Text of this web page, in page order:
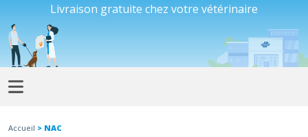
Livraison gratuite chez votre vétérinaire
Accueil > NAC